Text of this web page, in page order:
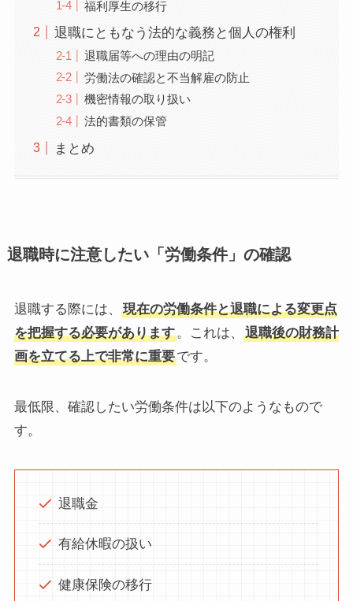
福利厚生の移行
退職にともなう法的な義務と個人の権利
退職届等への理由の明記
労働法の確認と不当解雇の防止
機密情報の取り扱い
法的書類の保管
まとめ
退職時に注意したい「労働条件」の確認
退職する際には、
現在の労働条件と退職による変更点
を把握する必要があります。これは、
退職後の財務計
画を立てる上で非常に重要です。
最低限、確認したい労働条件は以下のようなもので
す。
退職金
有給休暇の扱い
健康保険の移行